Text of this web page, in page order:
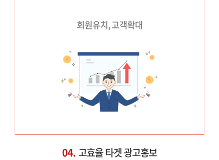
회원유치, 고객확대
04. 고효율 타겟 광고홍보